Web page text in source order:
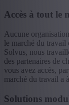
Accès à tout le
Aucune
le marché du travail
Solvus, nous
des partenaires de
vous avez accès,
marché du travail a
Solutions